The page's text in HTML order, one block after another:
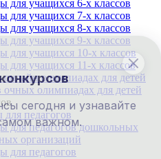
для учащихся 6-х классов
для учащихся 7-х классов
для учащихся 8-х классов
для учащихся 9-х классов
для учащихся 10-х классов
для учащихся 11-х классов
онлайн олимпиадах для детей
очных олимпиадах для детей
педагогов
для педагогов дошкольных
организаций
для педагогов
сегодня и узнавайте
важном.